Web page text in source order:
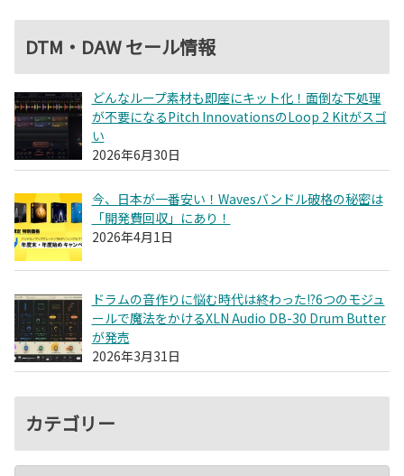
DTM・DAW セール情報
どんなループ素材も即座にキット化！面倒な下処理
が不要になるPitch InnovationsのLoop 2 Kitがスゴ
い
2026年6月30日
今、日本が一番安い！Wavesバンドル破格の秘密は
「開発費回収」にあり！
2026年4月1日
ドラムの音作りに悩む時代は終わった!?6つのモジュ
ールで魔法をかけるXLN Audio DB-30 Drum Butter
が発売
2026年3月31日
カテゴリー